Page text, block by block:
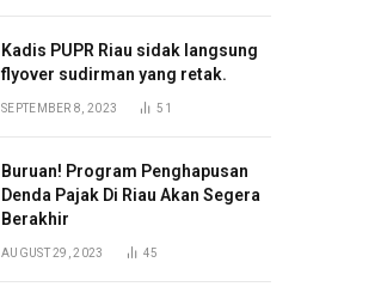
Kadis PUPR Riau sidak langsung
flyover sudirman yang retak.
SEPTEMBER 8, 2023 51
Buruan! Program Penghapusan
Denda Pajak Di Riau Akan Segera
Berakhir
AUGUST 29, 2023 45